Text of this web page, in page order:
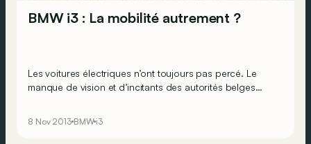
BMW i3 : La mobilité autrement ?
Les voitures électriques n’ont toujours pas percé. Le
manque de vision et d’incitants des autorités belges
captivants. Les choses changent petit à petit. Nos
8 Nov 2013 BMW i3